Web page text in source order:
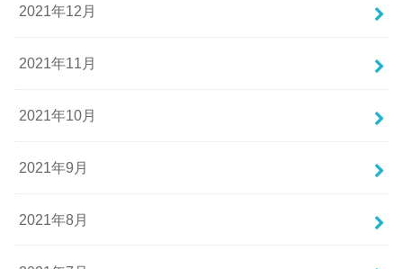
2021年12月
2021年11月
2021年10月
2021年9月
2021年8月